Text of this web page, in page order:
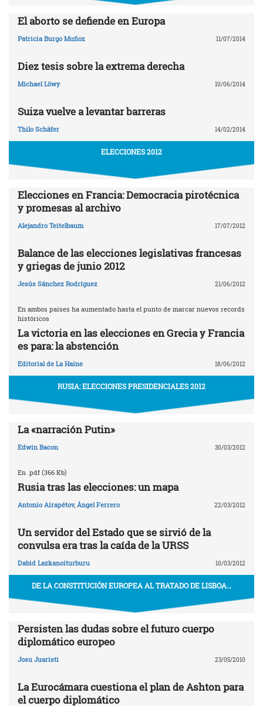
El aborto se defiende en Europa
Patricia Burgo Muñoz 11/07/2014
Diez tesis sobre la extrema derecha
Michael Löwy 10/06/2014
Suiza vuelve a levantar barreras
Thilo Schäfer 14/02/2014
ELECCIONES 2012
Elecciones en Francia: Democracia pirotécnica
y promesas al archivo
Alejandro Teitelbaum 17/07/2012
Balance de las elecciones legislativas francesas
y griegas de junio 2012
Jesús Sánchez Rodríguez 21/06/2012
En ambos países ha aumentado hasta el punto de marcar nuevos records
históricos
La victoria en las elecciones en Grecia y Francia
es para: la abstención
Editorial de La Haine 18/06/2012
RUSIA: ELECCIONES PRESIDENCIALES 2012
La «narración Putin»
Edwin Bacon 30/03/2012
En .pdf (366 Kb)
Rusia tras las elecciones: un mapa
Antonio Airapétov, Àngel Ferrero 22/03/2012
Un servidor del Estado que se sirvió de la
convulsa era tras la caída de la URSS
Dabid Lazkanoiturburu 10/03/2012
DE LA CONSTITUCIÓN EUROPEA AL TRATADO DE LISBOA…
Persisten las dudas sobre el futuro cuerpo
diplomático europeo
Josu Juaristi 23/05/2010
La Eurocámara cuestiona el plan de Ashton para
el cuerpo diplomático